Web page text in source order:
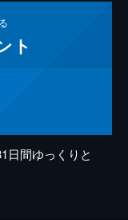
ト
日間ゆっくりと